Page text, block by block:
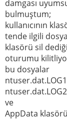
damgası
bulmuştum;
kullanıcının
tende ilgili
klasörü sil
oturumu
bu dosyalar
ntuser.dat.LOG1
ntuser.dat.LOG2
ve
AppData